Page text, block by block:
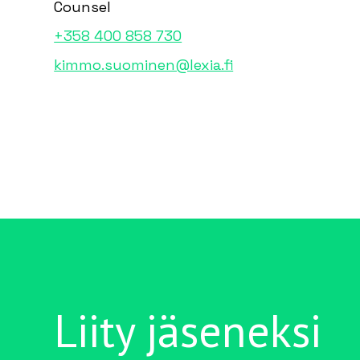
Counsel
+358 400 858 730
kimmo.suominen@lexia.fi
Liity jäseneksi